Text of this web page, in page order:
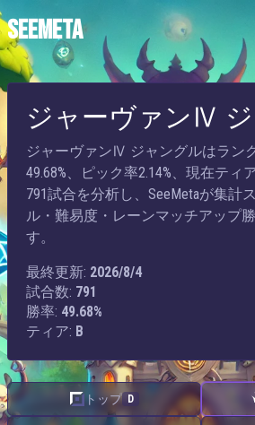
SEEMETA
ジャーヴァンⅣ
ジャーヴァンⅣ ジャングルはラン
49.68%、ピック率2.14%、現在ティ
791試合を分析し、SeeMetaが集計
ル・難易度・レーンマッチアップ
す。
最終更新: 2026/8/4
試合数: 791
勝率: 49.68%
ティア: B
トップ D